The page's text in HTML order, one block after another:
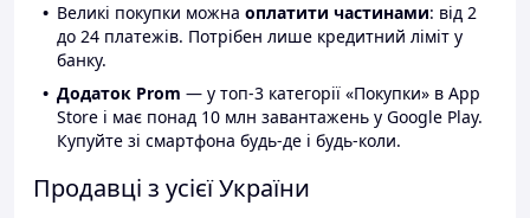
Великі покупки можна оплатити частинами: від 2
до 24 платежів. Потрібен лише кредитний ліміт у
банку.
Додаток Prom — у топ-3 категорії «Покупки» в App
Store і має понад 10 млн завантажень у Google Play.
Купуйте зі смартфона будь-де і будь-коли.
Продавці з усієї України